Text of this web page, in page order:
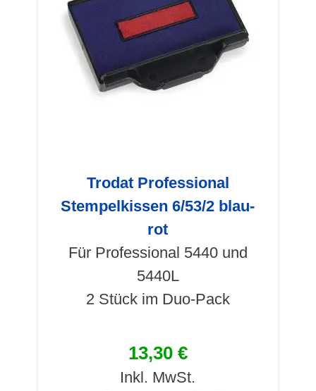
Trodat Professional
Stempelkissen 6/53/2 blau-
rot
Für Professional 5440 und
5440L
2 Stück im Duo-Pack
13,30 €
Inkl. MwSt.